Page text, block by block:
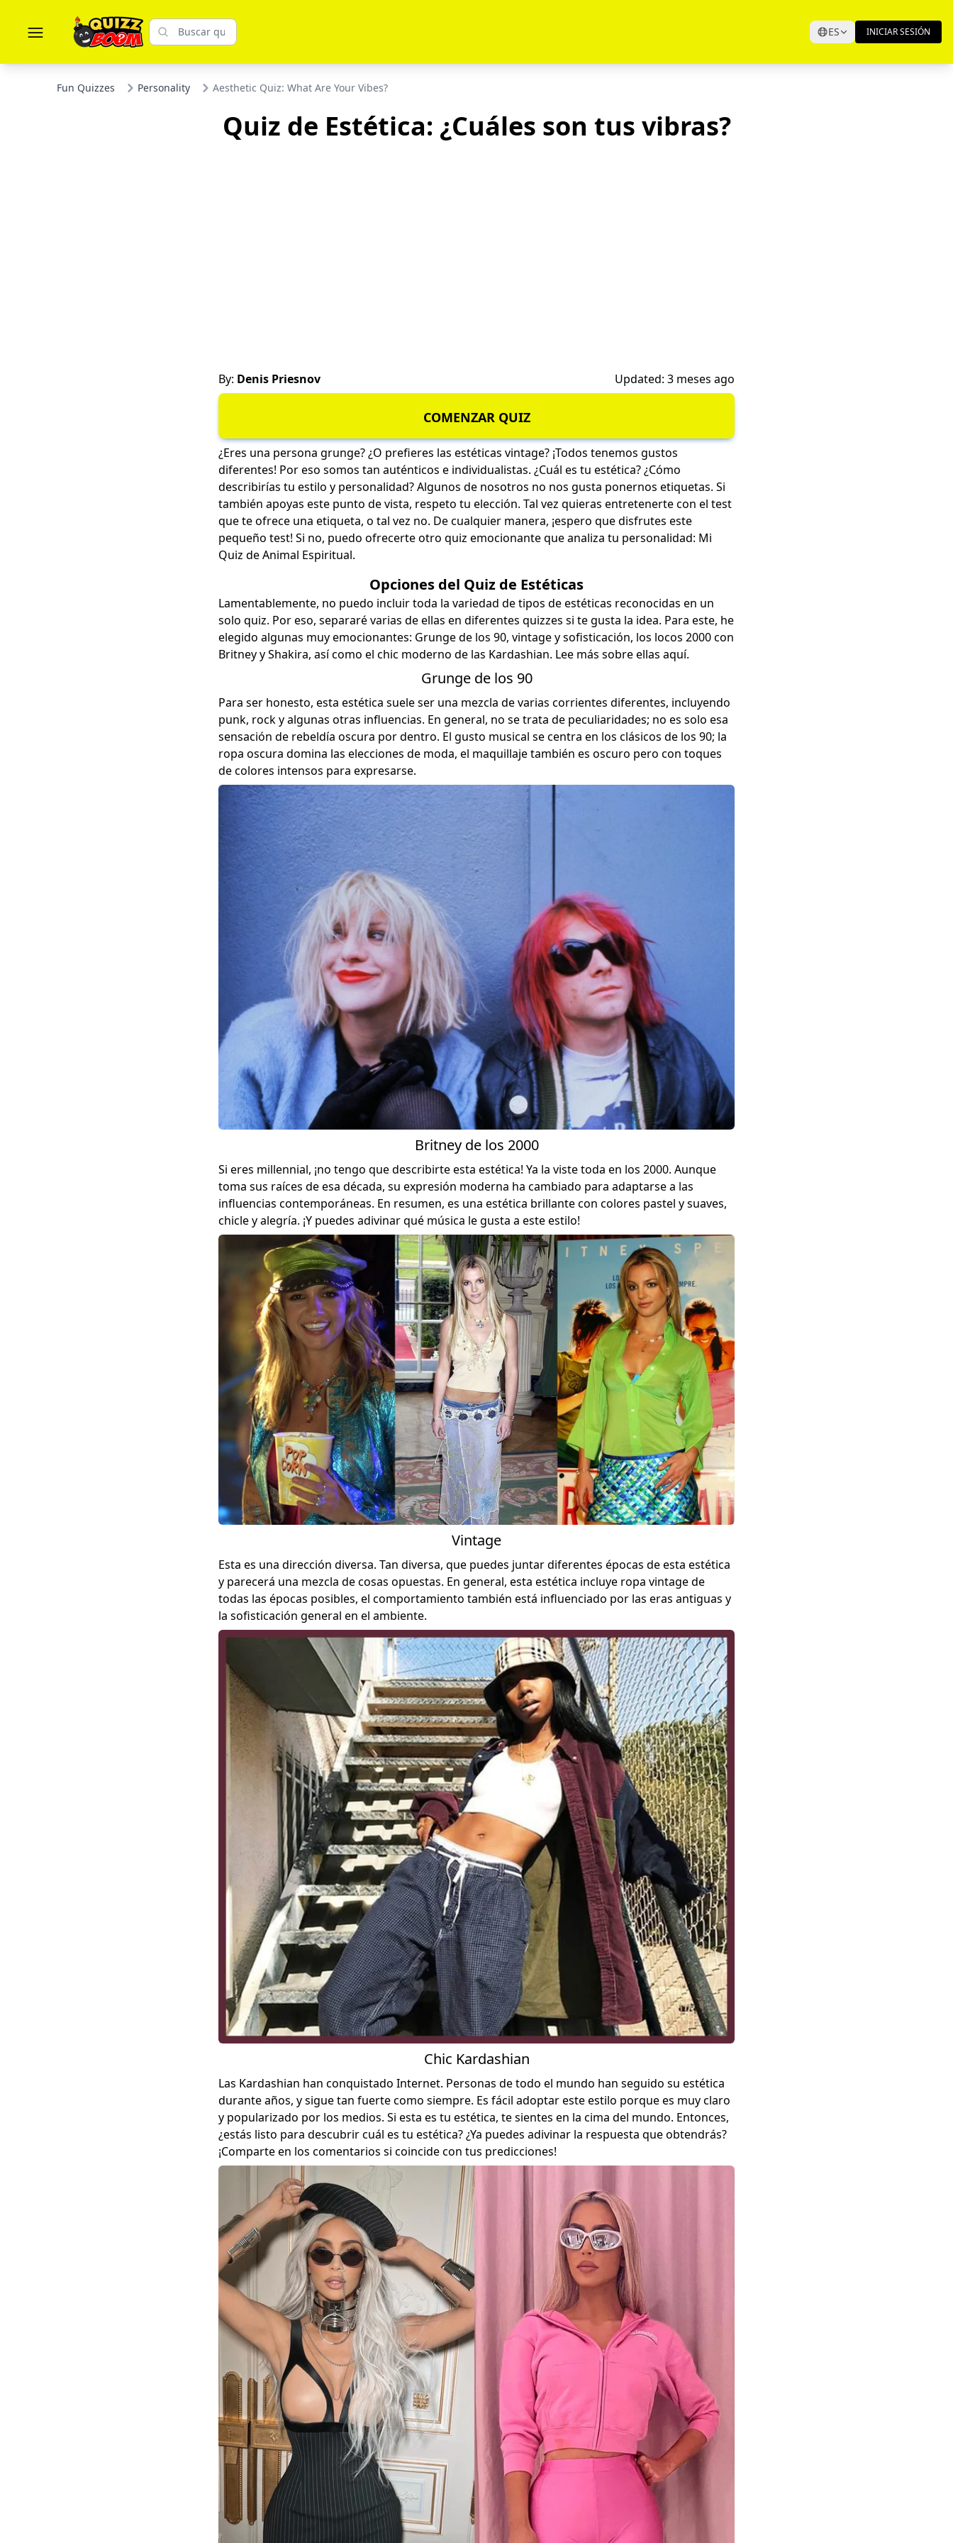
ES INICIAR SESIÓN
Fun Quizzes Personality Aesthetic Quiz: What Are Your Vibes?
Quiz de Estética: ¿Cuáles son tus vibras?
By: Denis Priesnov Updated: 3 meses ago
COMENZAR QUIZ
¿Eres una persona grunge? ¿O prefieres las estéticas vintage? ¡Todos tenemos gustos
diferentes! Por eso somos tan auténticos e individualistas. ¿Cuál es tu estética? ¿Cómo
describirías tu estilo y personalidad? Algunos de nosotros no nos gusta ponernos etiquetas. Si
también apoyas este punto de vista, respeto tu elección. Tal vez quieras entretenerte con el test
que te ofrece una etiqueta, o tal vez no. De cualquier manera, ¡espero que disfrutes este
pequeño test! Si no, puedo ofrecerte otro quiz emocionante que analiza tu personalidad: Mi
Quiz de Animal Espiritual.
Opciones del Quiz de Estéticas
Lamentablemente, no puedo incluir toda la variedad de tipos de estéticas reconocidas en un
solo quiz. Por eso, separaré varias de ellas en diferentes quizzes si te gusta la idea. Para este, he
elegido algunas muy emocionantes: Grunge de los 90, vintage y sofisticación, los locos 2000 con
Britney y Shakira, así como el chic moderno de las Kardashian. Lee más sobre ellas aquí.
Grunge de los 90
Para ser honesto, esta estética suele ser una mezcla de varias corrientes diferentes, incluyendo
punk, rock y algunas otras influencias. En general, no se trata de peculiaridades; no es solo esa
sensación de rebeldía oscura por dentro. El gusto musical se centra en los clásicos de los 90; la
ropa oscura domina las elecciones de moda, el maquillaje también es oscuro pero con toques
de colores intensos para expresarse.
Britney de los 2000
Si eres millennial, ¡no tengo que describirte esta estética! Ya la viste toda en los 2000. Aunque
toma sus raíces de esa década, su expresión moderna ha cambiado para adaptarse a las
influencias contemporáneas. En resumen, es una estética brillante con colores pastel y suaves,
chicle y alegría. ¡Y puedes adivinar qué música le gusta a este estilo!
Vintage
Esta es una dirección diversa. Tan diversa, que puedes juntar diferentes épocas de esta estética
y parecerá una mezcla de cosas opuestas. En general, esta estética incluye ropa vintage de
todas las épocas posibles, el comportamiento también está influenciado por las eras antiguas y
la sofisticación general en el ambiente.
Chic Kardashian
Las Kardashian han conquistado Internet. Personas de todo el mundo han seguido su estética
durante años, y sigue tan fuerte como siempre. Es fácil adoptar este estilo porque es muy claro
y popularizado por los medios. Si esta es tu estética, te sientes en la cima del mundo. Entonces,
¿estás listo para descubrir cuál es tu estética? ¿Ya puedes adivinar la respuesta que obtendrás?
¡Comparte en los comentarios si coincide con tus predicciones!